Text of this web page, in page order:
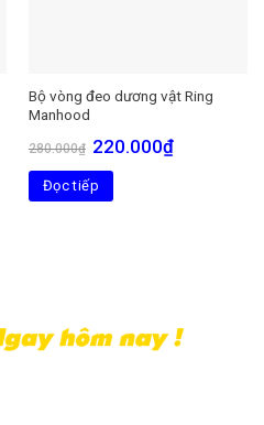
Bộ vòng đeo dương vật Ring
Manhood
280.000₫ Giá
gốc
là:
280.000₫.
220.000₫Giá
Đọc tiếp